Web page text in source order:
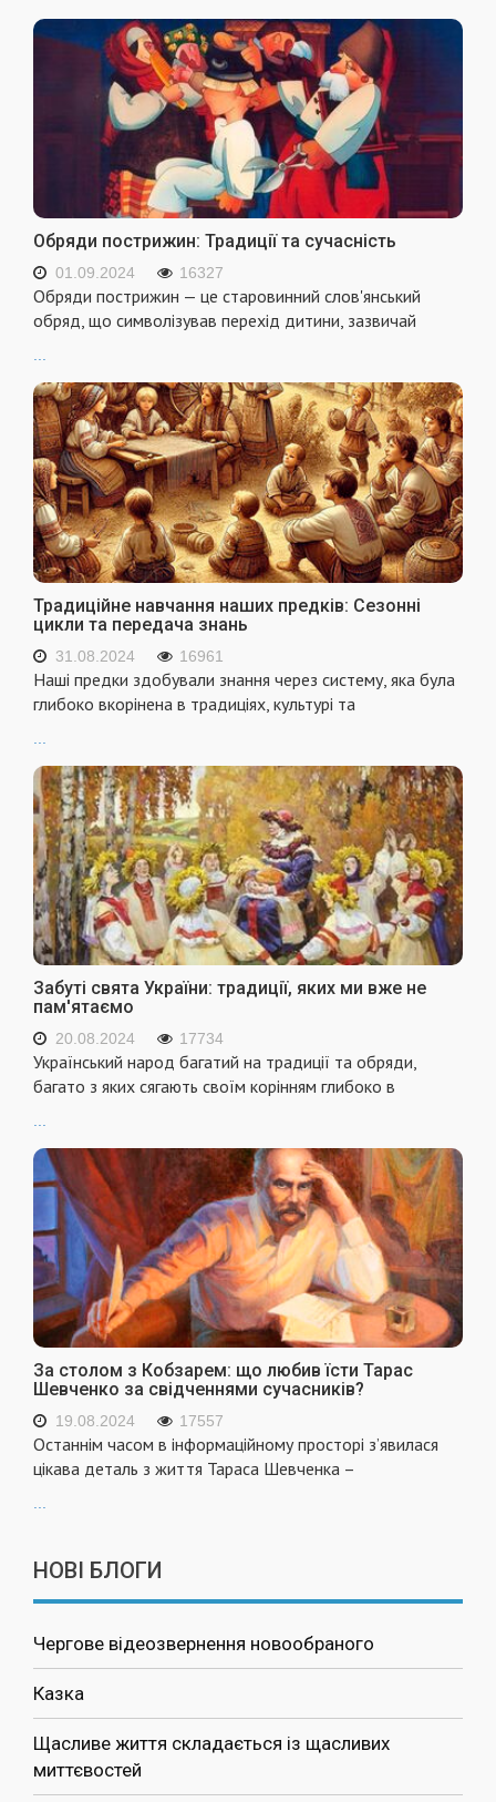
Обряди пострижин: Традиції та сучасність
01.09.2024 16327
Обряди пострижин — це старовинний слов'янський
обряд, що символізував перехід дитини, зазвичай
...
Традиційне навчання наших предків: Сезонні
цикли та передача знань
31.08.2024 16961
Наші предки здобували знання через систему, яка була
глибоко вкорінена в традиціях, культурі та
Забуті свята України: традиції, яких ми вже не
пам'ятаємо
20.08.2024 17734
Український народ багатий на традиції та обряди,
багато з яких сягають своїм корінням глибоко в
За столом з Кобзарем: що любив їсти Тарас
Шевченко за свідченнями сучасників?
19.08.2024 17557
Останнім часом в інформаційному просторі з’явилася
цікава деталь з життя Тараса Шевченка –
...
НОВІ БЛОГИ
Чергове відеозвернення новообраного
Казка
Щасливе життя складається із щасливих
миттєвостей